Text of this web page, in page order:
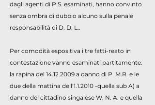
dagli agenti di P.S. esaminati, hanno convinto
senza ombra di dubbio alcuno sulla penale
responsabilità di D. D. L..
Per comodità espositiva i tre fatti-reato in
contestazione vanno esaminati partitamente:
la rapina del 14.12.2009 a danno di P. M.R. e le
due della mattina dell'1.1.2010 -quella sub A) a
danno del cittadino singalese W. N. A. e quella